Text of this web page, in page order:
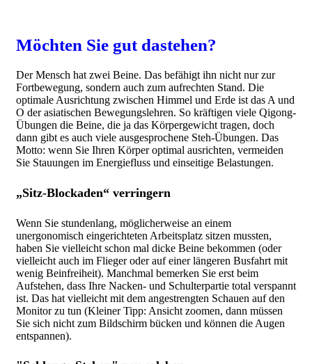
Möchten Sie gut dastehen?
Der Mensch hat zwei Beine. Das befähigt ihn nicht nur zur
Fortbewegung, sondern auch zum aufrechten Stand. Die
optimale Ausrichtung zwischen Himmel und Erde ist das A und
O der asiatischen Bewegungslehren. So kräftigen viele Qigong-
Übungen die Beine, die ja das Körpergewicht tragen, doch
dann gibt es auch viele ausgesprochene Steh-Übungen. Das
Motto: wenn Sie Ihren Körper optimal ausrichten, vermeiden
Sie Stauungen im Energiefluss und einseitige Belastungen.
„Sitz-Blockaden“ verringern
Wenn Sie stundenlang, möglicherweise an einem
unergonomisch eingerichteten Arbeitsplatz sitzen mussten,
haben Sie vielleicht schon mal dicke Beine bekommen (oder
vielleicht auch im Flieger oder auf einer längeren Busfahrt mit
wenig Beinfreiheit). Manchmal bemerken Sie erst beim
Aufstehen, dass Ihre Nacken- und Schulterpartie total verspannt
ist. Das hat vielleicht mit dem angestrengten Schauen auf den
Monitor zu tun (Kleiner Tipp: Ansicht zoomen, dann müssen
Sie sich nicht zum Bildschirm bücken und können die Augen
entspannen).